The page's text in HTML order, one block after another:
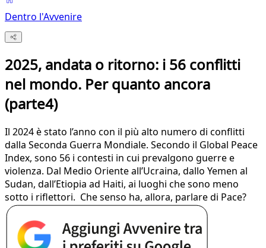
Dentro l'Avvenire
2025, andata o ritorno: i 56 conflitti
nel mondo. Per quanto ancora
(parte4)
Il 2024 è stato l’anno con il più alto numero di conflitti
dalla Seconda Guerra Mondiale. Secondo il Global Peace
Index, sono 56 i contesti in cui prevalgono guerre e
violenza. Dal Medio Oriente all’Ucraina, dallo Yemen al
Sudan, dall’Etiopia ad Haiti, ai luoghi che sono meno
sotto i riflettori. Che senso ha, allora, parlare di Pace?